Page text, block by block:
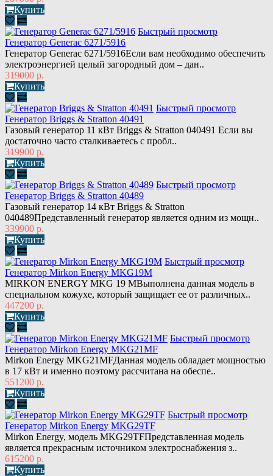
Купить
Быстрый просмотр
Генератор Generac 6271/5916
Генератор Generac 6271/5916Если вам необходимо обеспечить
электроэнергией целый загородный дом – дан..
319000 р.
Купить
Быстрый просмотр
Генератор Briggs & Stratton 40491
Газовый генератор 11 кВт Briggs & Stratton 040491 Если вы
достаточно часто сталкиваетесь с пробл..
319900 р.
Купить
Быстрый просмотр
Генератор Briggs & Stratton 40489
Газовый генератор 14 кВт Briggs & Stratton
040489Представленный генератор является одним из мощн..
339900 р.
Купить
Быстрый просмотр
Генератор Mirkon Energy MKG19M
MIRKON ENERGY MKG 19 MВыполнена данная модель в
специальном кожухе, который защищает ее от различных..
447200 р.
Купить
Быстрый просмотр
Генератор Mirkon Energy MKG21MF
Mirkon Energy MKG21MFДанная модель обладает мощностью
в 17 кВт и именно поэтому рассчитана на обеспе..
551200 р.
Купить
Быстрый просмотр
Генератор Mirkon Energy MKG29TF
Mirkon Energy, модель MKG29TFПредставленная модель
является прекрасным источником электроснабжения з..
615200 р.
Купить